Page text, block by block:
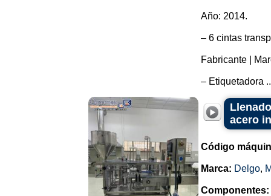
Año: 2014.
– 6 cintas
Fabricante |
– Etiquetadora
acero
Código
Marca: Delgo,
Componentes: